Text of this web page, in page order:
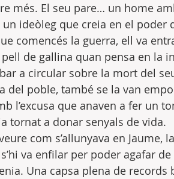
més. El seu pare… un home
ideòleg que creia en el poder
comencés la guerra, ell va
de gallina quan pensa en la
a circular sobre la mort del
del poble, també se la van
l’excusa que anaven a fer un
tornat a donar senyals de vida.
com s’allunyava en Jaume,
va enfilar per poder agafar
Una capsa plena de